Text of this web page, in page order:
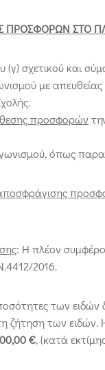
ΣΤΟ
(γ) σχετικού και
με
προσφορών
όπως
: Η πλέον
2016.
των ειδών
ζήτηση των
€, (κατά